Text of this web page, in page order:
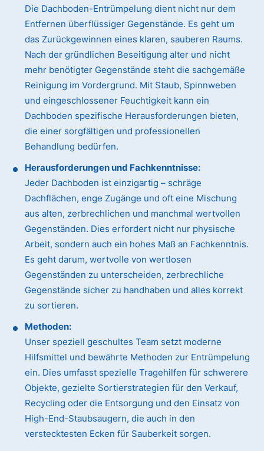
Die Dachboden-Entrümpelung dient nicht nur dem
Entfernen überflüssiger Gegenstände. Es geht um
das Zurückgewinnen eines klaren, sauberen Raums.
Nach der gründlichen Beseitigung alter und nicht
mehr benötigter Gegenstände steht die sachgemäße
Reinigung im Vordergrund. Mit Staub, Spinnweben
und eingeschlossener Feuchtigkeit kann ein
Dachboden spezifische Herausforderungen bieten,
die einer sorgfältigen und professionellen
Behandlung bedürfen.
Herausforderungen und Fachkenntnisse:
Jeder Dachboden ist einzigartig – schräge
Dachflächen, enge Zugänge und oft eine Mischung
aus alten, zerbrechlichen und manchmal wertvollen
Gegenständen. Dies erfordert nicht nur physische
Arbeit, sondern auch ein hohes Maß an Fachkenntnis.
Es geht darum, wertvolle von wertlosen
Gegenständen zu unterscheiden, zerbrechliche
Gegenstände sicher zu handhaben und alles korrekt
zu sortieren.
Methoden:
Unser speziell geschultes Team setzt moderne
Hilfsmittel und bewährte Methoden zur Entrümpelung
ein. Dies umfasst spezielle Tragehilfen für schwerere
Objekte, gezielte Sortierstrategien für den Verkauf,
Recycling oder die Entsorgung und den Einsatz von
High-End-Staubsaugern, die auch in den
verstecktesten Ecken für Sauberkeit sorgen.